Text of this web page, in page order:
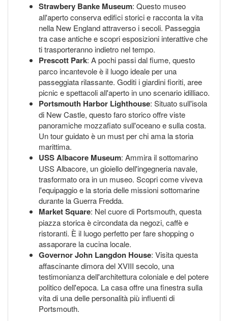
Strawbery Banke Museum: Questo museo
all'aperto conserva edifici storici e racconta la vita
nella New England attraverso i secoli. Passeggia
tra case antiche e scopri esposizioni interattive che
ti trasporteranno indietro nel tempo.
Prescott Park: A pochi passi dal fiume, questo
parco incantevole è il luogo ideale per una
passeggiata rilassante. Goditi i giardini fioriti, aree
picnic e spettacoli all'aperto in uno scenario idilliaco.
Portsmouth Harbor Lighthouse: Situato sull'isola
di New Castle, questo faro storico offre viste
panoramiche mozzafiato sull'oceano e sulla costa.
Un tour guidato è un must per chi ama la storia
marittima.
USS Albacore Museum: Ammira il sottomarino
USS Albacore, un gioiello dell'ingegneria navale,
trasformato ora in un museo. Scopri come viveva
l'equipaggio e la storia delle missioni sottomarine
durante la Guerra Fredda.
Market Square: Nel cuore di Portsmouth, questa
piazza storica è circondata da negozi, caffè e
ristoranti. È il luogo perfetto per fare shopping o
assaporare la cucina locale.
Governor John Langdon House: Visita questa
affascinante dimora del XVIII secolo, una
testimonianza dell'architettura coloniale e del potere
politico dell'epoca. La casa offre una finestra sulla
vita di una delle personalità più influenti di
Portsmouth.